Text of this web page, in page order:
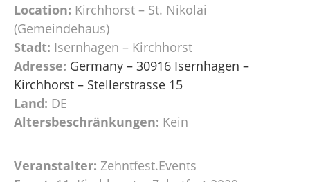
Location: Kirchhorst – St. Nikolai
(Gemeindehaus)
Stadt: Isernhagen – Kirchhorst
Adresse: Germany – 30916 Isernhagen –
Kirchhorst – Stellerstrasse 15
Land: DE
Altersbeschränkungen: Kein
Veranstalter: Zehntfest.Events